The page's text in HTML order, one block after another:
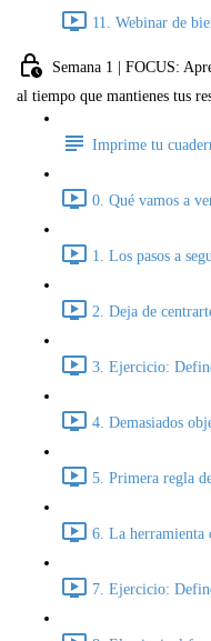
11. Webinar de
Semana 1 | FOCUS:
al tiempo que mantienes tus
Imprime tu
0. Qué vamos a
1. Los pasos a
2. Deja de
3. Ejercicio:
4. Demasiados
5. Primera regla
6. La herramienta
7. Ejercicio: